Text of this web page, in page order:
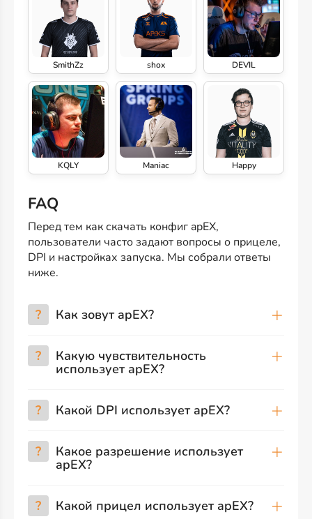
SmithZz shox DEVIL
KQLY Maniac Happy
FAQ
Перед тем как скачать конфиг apEX,
пользователи часто задают вопросы о прицеле,
DPI и настройках запуска. Мы собрали ответы
ниже.
? Как зовут apEX?
? Какую чувствительность
использует apEX?
? Какой DPI использует apEX?
? Какое разрешение использует
apEX?
? Какой прицел использует apEX?